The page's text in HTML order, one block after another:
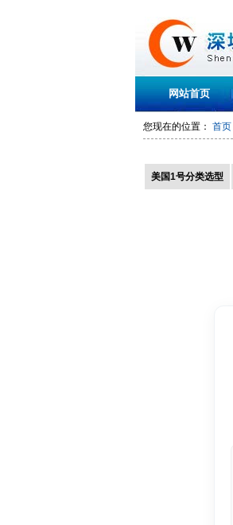
网站首页
您现在的位置： 首页
美国1号分类选型